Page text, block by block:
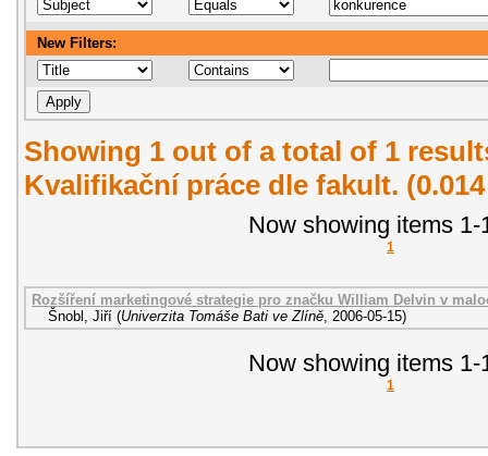
New Filters:
Showing 1 out of a total of 1
Kvalifikační práce dle fakult.
Now showing items 1-
1
Rozšíření marketingové strategie pro značku William Delvin v
Šnobl, Jiří (Univerzita Tomáše Bati ve Zlíně 2006-05-15)
Now showing items 1-
1